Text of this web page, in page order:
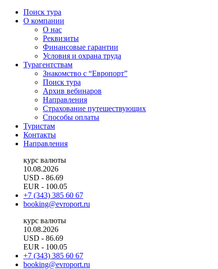
Поиск тура
О компании
О нас
Реквизиты
Финансовые гарантии
Условия и охрана труда
Турагентствам
Знакомство с “Европорт”
Поиск тура
Архив вебинаров
Направления
Страхование путешествующих
Способы оплаты
Туристам
Контакты
Направления
курс валюты
10.08.2026
USD - 86.69
EUR - 100.05
+7 (343) 385 60 67
booking@evroport.ru
курс валюты
10.08.2026
USD - 86.69
EUR - 100.05
+7 (343) 385 60 67
booking@evroport.ru